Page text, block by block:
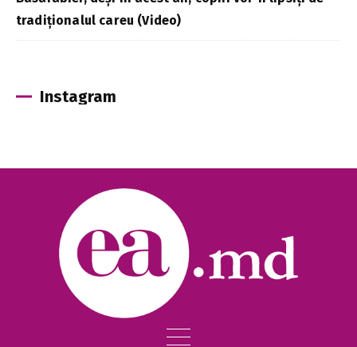
tradiționalul careu (Video)
Instagram